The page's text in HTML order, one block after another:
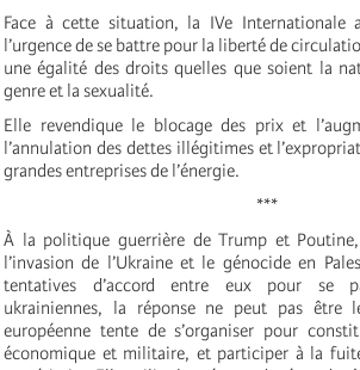
Face à cette situation, la IVe Internationale
l’urgence de se battre pour la liberté de
une égalité des droits quelles que soient la
genre et la sexualité.
Elle revendique le blocage des prix et
l’annulation des dettes illégitimes et
grandes entreprises de l’énergie.
***
À la politique guerrière de Trump et
l’invasion de l’Ukraine et le génocide en
tentatives d’accord entre eux pour se
ukrainiennes, la réponse ne peut pas être
européenne tente de s’organiser pour
économique et militaire, et participer à la